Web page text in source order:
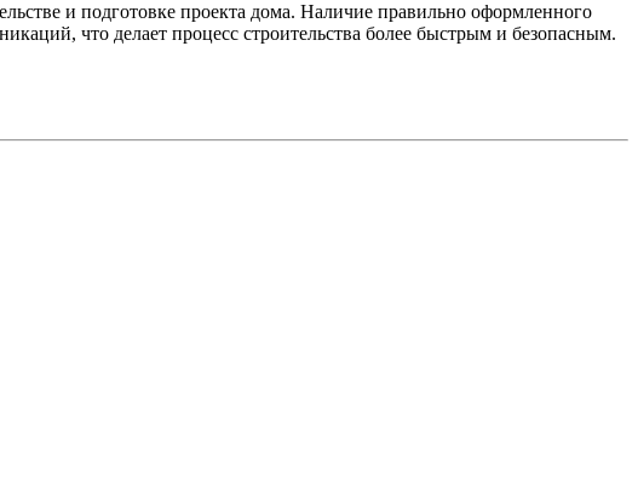
и подготовке проекта дома. Наличие правильно оформленного
что делает процесс строительства более быстрым и безопасным.